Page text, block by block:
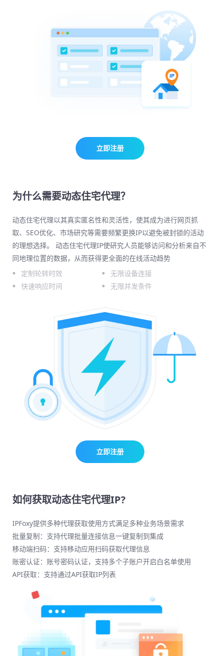
立即注册
为什么需要动态住宅代理？
动态住宅代理以其真实匿名性和灵活性，使其成为进行网页抓
取、SEO优化、市场研究等需要频繁更换IP以避免被封锁的活动
的理想选择。 动态住宅代理IP使研究人员能够访问和分析来自不
同地理位置的数据，从而获得更全面的在线活动趋势
定制轮转时效
无限设备连接
快速响应时间
无限并发条件
立即注册
如何获取动态住宅代理IP?
IPFoxy提供多种代理获取使用方式满足多种业务场景需求
批量复制：支持代理批量连接信息一键复制到集成
移动端扫码：支持移动应用扫码获取代理信息
账密认证：账号密码认证，支持多个子账户开启白名单使用
API获取：支持通过API获取IP列表